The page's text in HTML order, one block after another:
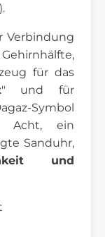
Verbindung
für das
" und für
Symbol
Acht, ein
Sanduhr,
und